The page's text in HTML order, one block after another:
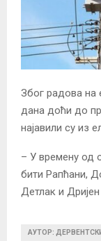
Због радова на
дана доћи до
најавили су из
– У времену од
бити Рапћани,
Детлак и
АУТОР: